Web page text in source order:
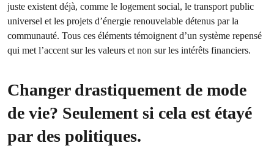
juste existent déjà, comme le logement social, le transport public
universel et les projets d’énergie renouvelable détenus par la
communauté. Tous ces éléments témoignent d’un système repensé
qui met l’accent sur les valeurs et non sur les intérêts financiers.
Changer drastiquement de mode
de vie? Seulement si cela est étayé
par des politiques.